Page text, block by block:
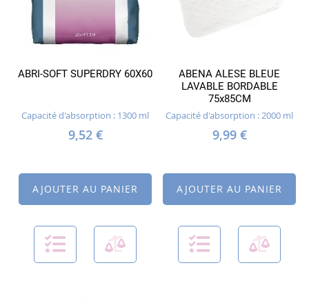
ABRI-SOFT SUPERDRY 60X60
Capacité d'absorption : 1300 ml
9,52 €
AJOUTER AU PANIER
ABENA ALESE BLEUE
LAVABLE BORDABLE
75x85CM
Capacité d'absorption : 2000 ml
9,99 €
AJOUTER AU PANIER